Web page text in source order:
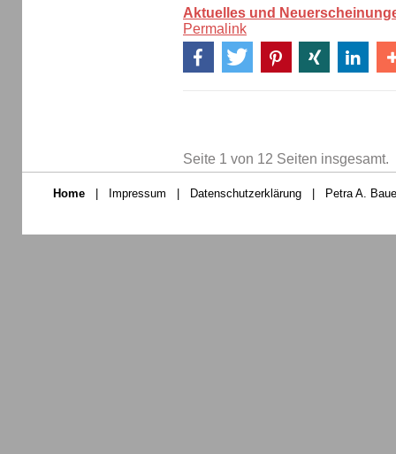
Aktuelles und
Permalink
Seite 1 von 12 Seiten insgesamt.
Home | Impressum | Datenschutzerklärung | Petra A.